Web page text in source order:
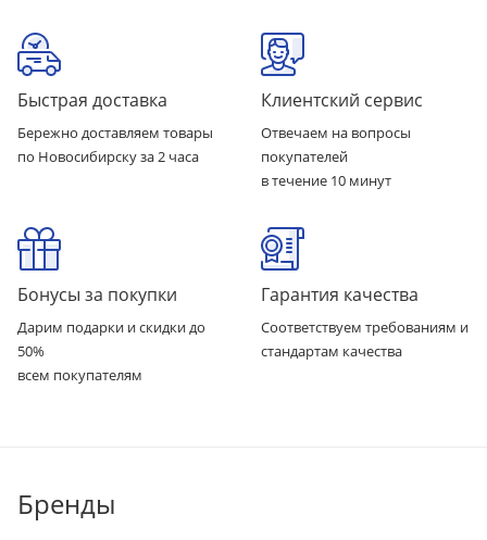
Быстрая доставка
Бережно доставляем товары
по Новосибирску за 2 часа
Клиентский сервис
Отвечаем на вопросы
покупателей
в течение 10 минут
Бонусы за покупки
Дарим подарки и скидки до
50%
всем покупателям
Гарантия качества
Соответствуем требованиям и
стандартам качества
Бренды